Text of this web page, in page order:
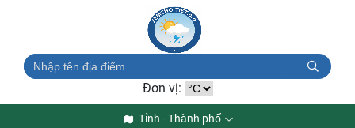
Đơn vị:
Tỉnh - Thành phố